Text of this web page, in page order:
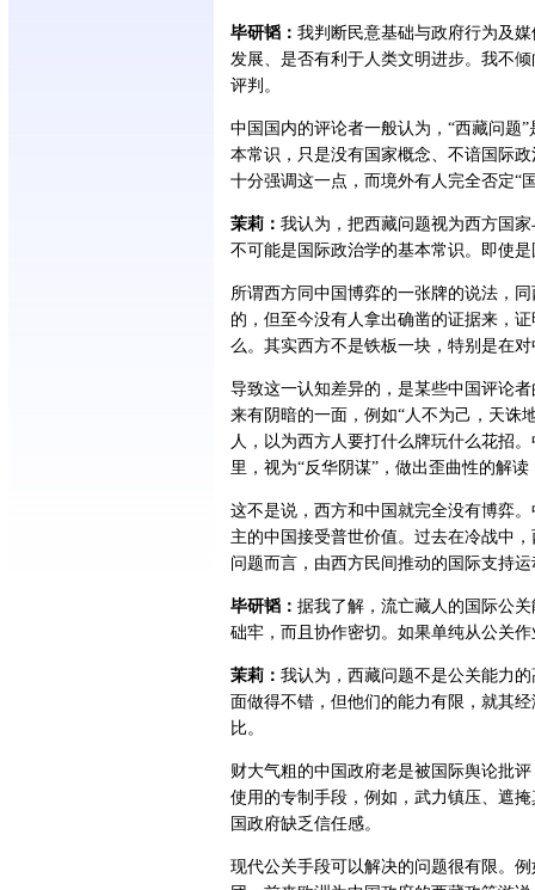
毕研韬： 我判断民意基础与政府行为及
发展、是否有利于人类文明进步。我不倾
评判。
中国国内的评论者一般认为，“西藏问题
本常识，只是没有国家概念、不谙国际
十分强调这一点，而境外有人完全否定“
茉莉： 我认为，把西藏问题视为西方国
不可能是国际政治学的基本常识。即使
所谓西方同中国博弈的一张牌的说法，
的，但至今没有人拿出确凿的证据来，
么。其实西方不是铁板一块，特别是在
导致这一认知差异的，是某些中国评论
来有阴暗的一面，例如“人不为己，天诛
人，以为西方人要打什么牌玩什么花招
里，视为“反华阴谋”，做出歪曲性的解
这不是说，西方和中国就完全没有博弈
主的中国接受普世价值。过去在冷战中
问题而言，由西方民间推动的国际支持
毕研韬： 据我了解，流亡藏人的国际公
础牢，而且协作密切。如果单纯从公关
茉莉： 我认为，西藏问题不是公关能力
面做得不错，但他们的能力有限，就其
比。
财大气粗的中国政府老是被国际舆论批
使用的专制手段，例如，武力镇压、遮
国政府缺乏信任感。
现代公关手段可以解决的问题很有限。